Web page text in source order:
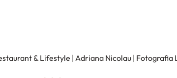
& Lifestyle | Adriana Nicolau | Fotografia